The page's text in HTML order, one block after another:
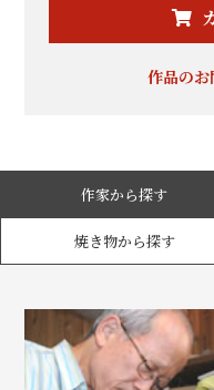
作品のお
作家から探す
焼き物から探す